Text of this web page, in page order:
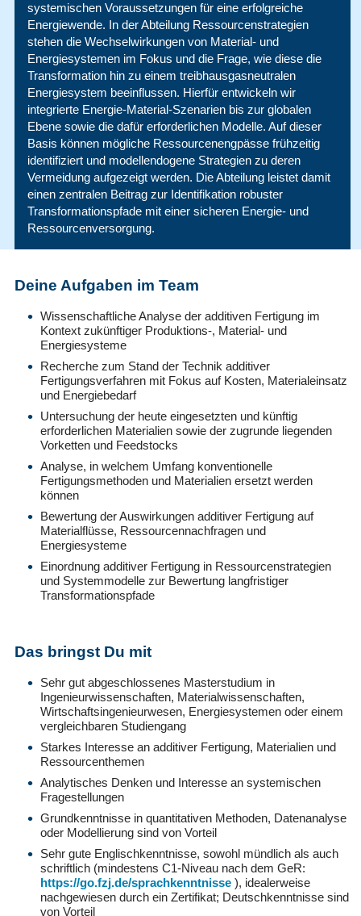
systemischen Voraussetzungen für eine erfolgreiche
Energiewende. In der Abteilung Ressourcenstrategien
stehen die Wechselwirkungen von Material- und
Energiesystemen im Fokus und die Frage, wie diese die
Transformation hin zu einem treibhausgasneutralen
Energiesystem beeinflussen. Hierfür entwickeln wir
integrierte Energie-Material-Szenarien bis zur globalen
Ebene sowie die dafür erforderlichen Modelle. Auf dieser
Basis können mögliche Ressourcenengpässe frühzeitig
identifiziert und modellendogene Strategien zu deren
Vermeidung aufgezeigt werden. Die Abteilung leistet damit
einen zentralen Beitrag zur Identifikation robuster
Transformationspfade mit einer sicheren Energie- und
Ressourcenversorgung.
Deine Aufgaben im Team
Wissenschaftliche Analyse der additiven Fertigung im
Kontext zukünftiger Produktions-, Material- und
Energiesysteme
Recherche zum Stand der Technik additiver
Fertigungsverfahren mit Fokus auf Kosten, Materialeinsatz
und Energiebedarf
Untersuchung der heute eingesetzten und künftig
erforderlichen Materialien sowie der zugrunde liegenden
Vorketten und Feedstocks
Analyse, in welchem Umfang konventionelle
Fertigungsmethoden und Materialien ersetzt werden
können
Bewertung der Auswirkungen additiver Fertigung auf
Materialflüsse, Ressourcennachfragen und
Energiesysteme
Einordnung additiver Fertigung in Ressourcenstrategien
und Systemmodelle zur Bewertung langfristiger
Transformationspfade
Das bringst Du mit
Sehr gut abgeschlossenes Masterstudium in
Ingenieurwissenschaften, Materialwissenschaften,
Wirtschaftsingenieurwesen, Energiesystemen oder einem
vergleichbaren Studiengang
Starkes Interesse an additiver Fertigung, Materialien und
Ressourcenthemen
Analytisches Denken und Interesse an systemischen
Fragestellungen
Grundkenntnisse in quantitativen Methoden, Datenanalyse
oder Modellierung sind von Vorteil
Sehr gute Englischkenntnisse, sowohl mündlich als auch
schriftlich (mindestens C1-Niveau nach dem GeR:
https://go.fzj.de/sprachkenntnisse), idealerweise
nachgewiesen durch ein Zertifikat; Deutschkenntnisse sind
von Vorteil